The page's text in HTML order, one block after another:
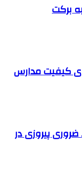
برکت
کیفیت مدارس
پیروزی در